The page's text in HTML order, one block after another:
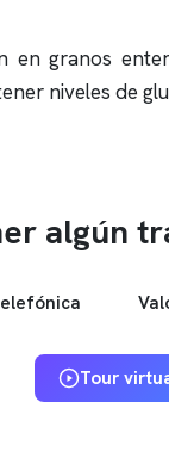
granos
niveles de
algún
Tour